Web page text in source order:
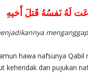
لَهُ نَفسُهُ قَتلَ أَخيهِ
hawa nafsunya
kehendak dan pujukan